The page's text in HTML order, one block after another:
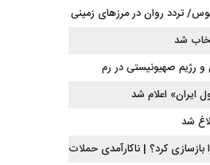
تردد روان در مرزهای زمینی
شد
و رژیم صهیونیستی در رم
ایران» اعلام شد
شد
کرد؟ | ناکارآمدی حملات